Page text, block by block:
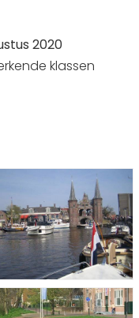
2020
klassen